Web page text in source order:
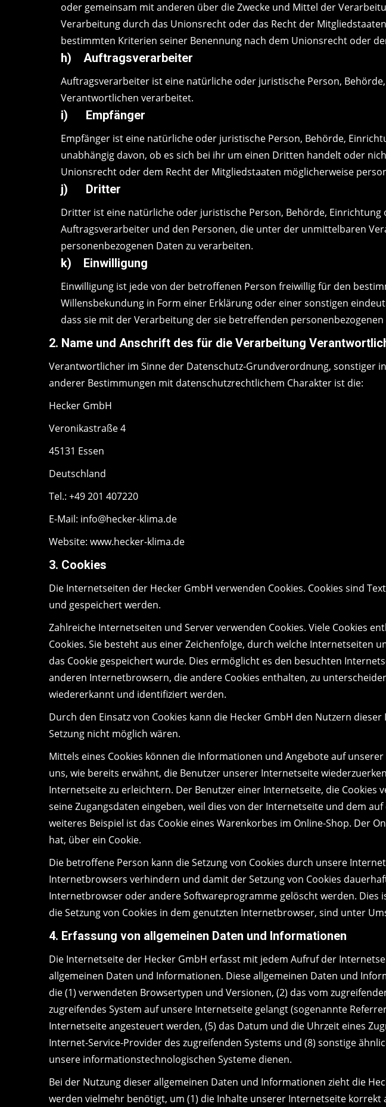
oder gemeinsam mit anderen über die Zwecke und Mittel der
Verarbeitung durch das Unionsrecht oder das Recht der
bestimmten Kriterien seiner Benennung nach dem Unionsrecht oder
h) Auftragsverarbeiter
Auftragsverarbeiter ist eine natürliche oder juristische Person,
Verantwortlichen verarbeitet.
i) Empfänger
Empfänger ist eine natürliche oder juristische Person, Behörde,
unabhängig davon, ob es sich bei ihr um einen Dritten handelt oder
Unionsrecht oder dem Recht der Mitgliedstaaten möglicherweise
j) Dritter
Dritter ist eine natürliche oder juristische Person, Behörde,
Auftragsverarbeiter und den Personen, die unter der unmittelbaren
personenbezogenen Daten zu verarbeiten.
k) Einwilligung
Einwilligung ist jede von der betroffenen Person freiwillig für den
Willensbekundung in Form einer Erklärung oder einer sonstigen
dass sie mit der Verarbeitung der sie betreffenden
2. Name und Anschrift des für die Verarbeitung
Verantwortlicher im Sinne der Datenschutz-Grundverordnung, sonstiger
anderer Bestimmungen mit datenschutzrechtlichem Charakter ist die:
Hecker GmbH
Veronikastraße 4
45131 Essen
Deutschland
Tel.: +49 201 407220
E-Mail: info@hecker-klima.de
Website: www.hecker-klima.de
3. Cookies
Die Internetseiten der Hecker GmbH verwenden Cookies. Cookies sind
und gespeichert werden.
Zahlreiche Internetseiten und Server verwenden Cookies. Viele Cookies
Cookies. Sie besteht aus einer Zeichenfolge, durch welche
das Cookie gespeichert wurde. Dies ermöglicht es den besuchten
anderen Internetbrowsern, die andere Cookies enthalten, zu
wiedererkannt und identifiziert werden.
Durch den Einsatz von Cookies kann die Hecker GmbH den Nutzern
Setzung nicht möglich wären.
Mittels eines Cookies können die Informationen und Angebote auf
uns, wie bereits erwähnt, die Benutzer unserer Internetseite
Internetseite zu erleichtern. Der Benutzer einer Internetseite, die
seine Zugangsdaten eingeben, weil dies von der Internetseite und dem
weiteres Beispiel ist das Cookie eines Warenkorbes im Online-Shop. Der
hat, über ein Cookie.
Die betroffene Person kann die Setzung von Cookies durch unsere
Internetbrowsers verhindern und damit der Setzung von Cookies
Internetbrowser oder andere Softwareprogramme gelöscht werden.
die Setzung von Cookies in dem genutzten Internetbrowser, sind unter
4. Erfassung von allgemeinen Daten und Informationen
Die Internetseite der Hecker GmbH erfasst mit jedem Aufruf der
allgemeinen Daten und Informationen. Diese allgemeinen Daten und
die (1) verwendeten Browsertypen und Versionen, (2) das vom
zugreifendes System auf unsere Internetseite gelangt (sogenannte
Internetseite angesteuert werden, (5) das Datum und die Uhrzeit eines
Internet-Service-Provider des zugreifenden Systems und (8) sonstige
unsere informationstechnologischen Systeme dienen.
Bei der Nutzung dieser allgemeinen Daten und Informationen zieht die
werden vielmehr benötigt, um (1) die Inhalte unserer Internetseite